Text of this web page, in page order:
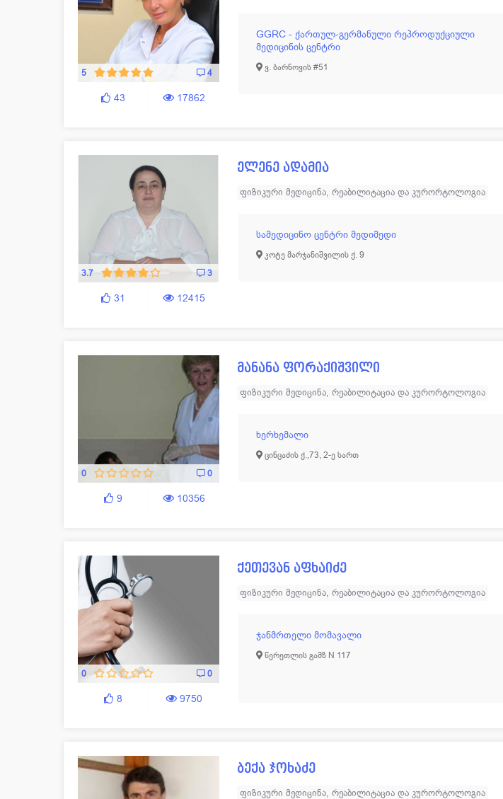
5 4
43 17862
GGRC - ქართულ-გერმანული რეპროდუქციული
მედიცინის ცენტრი
ვ. ბარნოვის #51
3.7 3
31 12415
ელენე ადამია
ფიზიკური მედიცინა, რეაბილიტაცია და კურორტოლოგია
სამედიცინო ცენტრი მედიმედი
კოტე მარჯანიშვილის ქ. 9
0 0
9 10356
მანანა ფორაქიშვილი
ფიზიკური მედიცინა, რეაბილიტაცია და კურორტოლოგია
ხერხემალი
ცინცაძის ქ.,73, 2-ე სართ
0 0
8 9750
ქეთევან აფხაიძე
ფიზიკური მედიცინა, რეაბილიტაცია და კურორტოლოგია
ჯანმრთელი მომავალი
წერეთლის გამზ N 117
ბექა ჯოხაძე
ფიზიკური მედიცინა, რეაბილიტაცია და კურორტოლოგია